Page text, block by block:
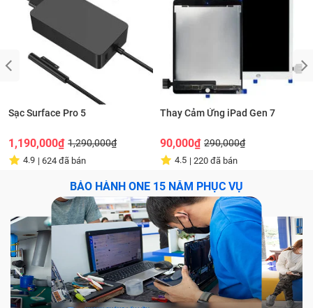
Sạc Surface Pro 5
1,190,000₫ 1,290,000₫
4.9 | 624 đã bán
Thay Cảm Ứng iPad Gen 7
90,000₫ 290,000₫
4.5 | 220 đã bán
BẢO HÀNH ONE 15 NĂM PHỤC VỤ